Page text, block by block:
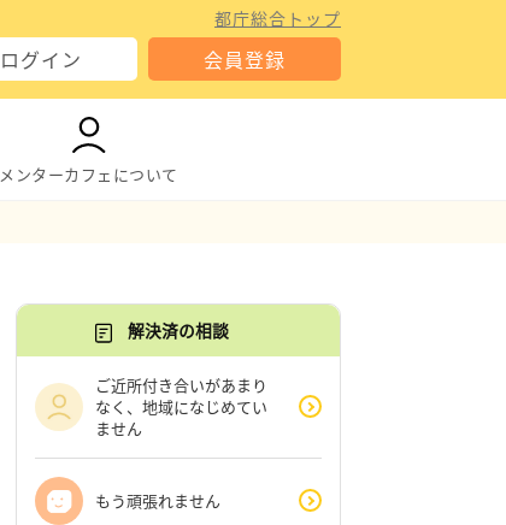
都庁総合トップ
ログイン 会員登録
メンターカフェについて
解決済の相談
ご近所付き合いがあまり
なく、地域になじめてい
ません
もう頑張れません